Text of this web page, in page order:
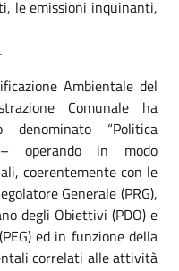
le emissioni inquinanti,
Ambientale del
Comunale ha
“Politica
operando in modo
coerentemente con le
Generale (PRG),
degli Obiettivi (PDO) e
ed in funzione della
correlati alle attività